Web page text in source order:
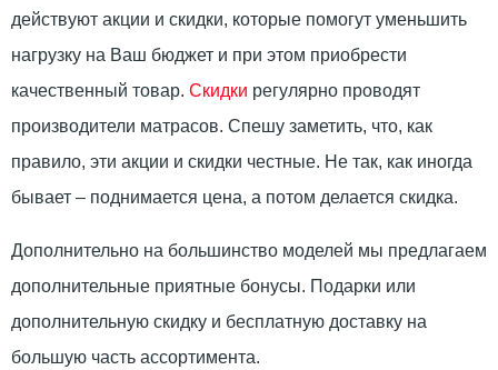
действуют акции и скидки, которые помогут уменьшить
нагрузку на Ваш бюджет и при этом приобрести
качественный товар. Скидки регулярно проводят
производители матрасов. Спешу заметить, что, как
правило, эти акции и скидки честные. Не так, как иногда
бывает – поднимается цена, а потом делается скидка.
Дополнительно на большинство моделей мы предлагаем
дополнительные приятные бонусы. Подарки или
дополнительную скидку и бесплатную доставку на
большую часть ассортимента.